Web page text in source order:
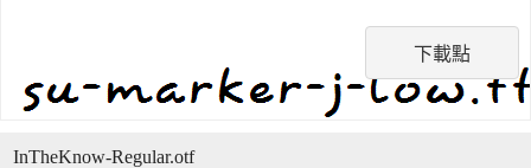
下載點
InTheKnow-Regular.otf